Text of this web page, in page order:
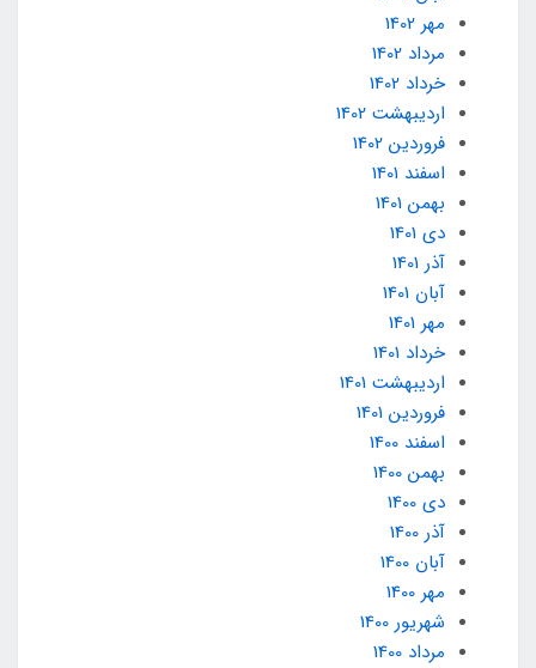
مهر 1402
مرداد 1402
خرداد 1402
ارديبهشت 1402
فروردین 1402
اسفند 1401
بهمن 1401
دی 1401
آذر 1401
آبان 1401
مهر 1401
خرداد 1401
ارديبهشت 1401
فروردین 1401
اسفند 1400
بهمن 1400
دی 1400
آذر 1400
آبان 1400
مهر 1400
شهریور 1400
مرداد 1400